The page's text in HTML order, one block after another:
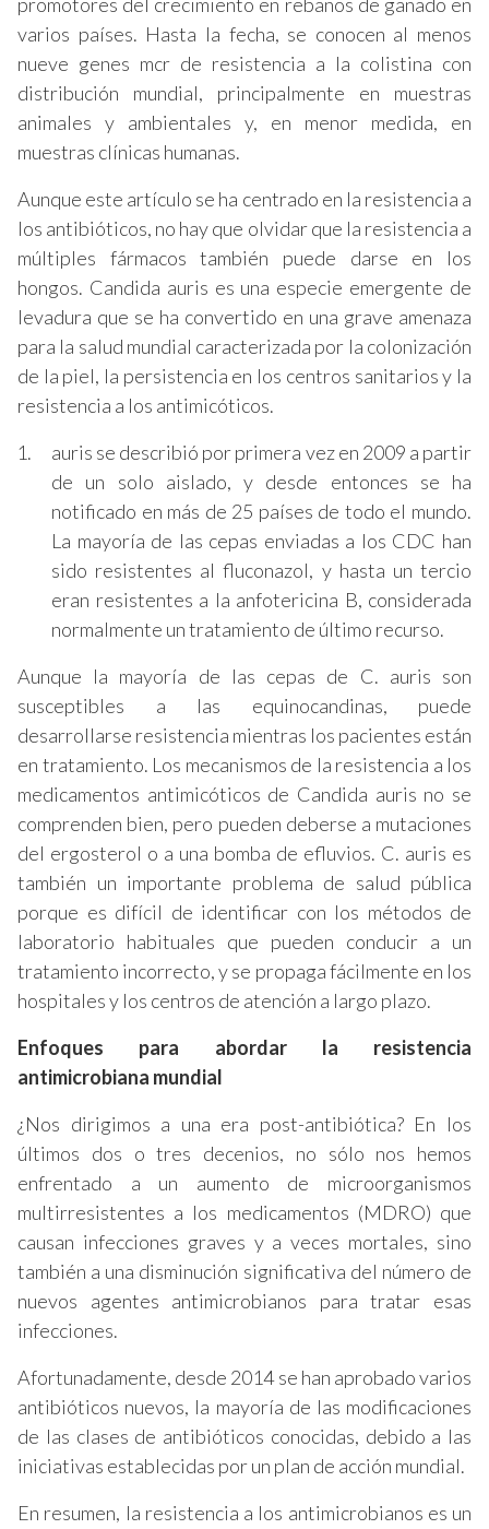
promotores del crecimiento en rebaños de ganado en
varios países. Hasta la fecha, se conocen al menos
nueve genes mcr de resistencia a la colistina con
distribución mundial, principalmente en muestras
animales y ambientales y, en menor medida, en
muestras clínicas humanas.
Aunque este artículo se ha centrado en la resistencia a
los antibióticos, no hay que olvidar que la resistencia a
múltiples fármacos también puede darse en los
hongos. Candida auris es una especie emergente de
levadura que se ha convertido en una grave amenaza
para la salud mundial caracterizada por la colonización
de la piel, la persistencia en los centros sanitarios y la
resistencia a los antimicóticos.
auris se describió por primera vez en 2009 a partir
de un solo aislado, y desde entonces se ha
notificado en más de 25 países de todo el mundo.
La mayoría de las cepas enviadas a los CDC han
sido resistentes al fluconazol, y hasta un tercio
eran resistentes a la anfotericina B, considerada
normalmente un tratamiento de último recurso.
Aunque la mayoría de las cepas de C. auris son
susceptibles a las equinocandinas, puede
desarrollarse resistencia mientras los pacientes están
en tratamiento. Los mecanismos de la resistencia a los
medicamentos antimicóticos de Candida auris no se
comprenden bien, pero pueden deberse a mutaciones
del ergosterol o a una bomba de efluvios. C. auris es
también un importante problema de salud pública
porque es difícil de identificar con los métodos de
laboratorio habituales que pueden conducir a un
tratamiento incorrecto, y se propaga fácilmente en los
hospitales y los centros de atención a largo plazo.
Enfoques para abordar la resistencia
antimicrobiana mundial
¿Nos dirigimos a una era post-antibiótica? En los
últimos dos o tres decenios, no sólo nos hemos
enfrentado a un aumento de microorganismos
multirresistentes a los medicamentos (MDRO) que
causan infecciones graves y a veces mortales, sino
también a una disminución significativa del número de
nuevos agentes antimicrobianos para tratar esas
infecciones.
Afortunadamente, desde 2014 se han aprobado varios
antibióticos nuevos, la mayoría de las modificaciones
de las clases de antibióticos conocidas, debido a las
iniciativas establecidas por un plan de acción mundial.
En resumen, la resistencia a los antimicrobianos es un